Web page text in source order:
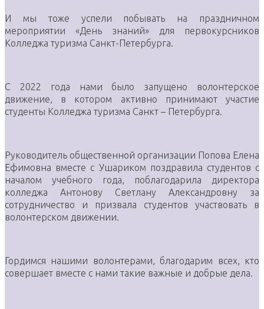
И мы тоже успели побывать на праздничном
мероприятии «День знаний» для первокурсников
Колледжа туризма Санкт-Петербурга.
С 2022 года нами было запущено волонтерское
движение, в котором активно принимают участие
студенты Колледжа туризма Санкт – Петербурга.
Руководитель общественной организации Попова Елена
Ефимовна вместе с Ушариком поздравила студентов с
началом учебного года, поблагодарила директора
колледжа Антонову Светлану Александровну за
сотрудничество и призвала студентов участвовать в
волонтерском движении.
Гордимся нашими волонтерами, благодарим всех, кто
совершает вместе с нами такие важные и добрые дела.